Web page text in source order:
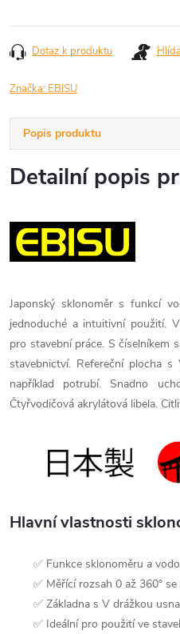
Dotaz k produktu
Značka: EBISU
Popis produktu
Detailní popis
Japonský sklonoměr s funkcí
jednoduché a intuitivní použití.
pro stavební práce. S číselníkem
stavebnictví. Refereční plocha
například potrubí. Snadno
Čtyřvodičová akrylátová libela.
Hlavní vlastnosti
✅ Funkce sklonoměru a
✅ Měřící rozsah 0 až 360°
✅ Základna s V drážkou
✅ Ideální pro použití ve